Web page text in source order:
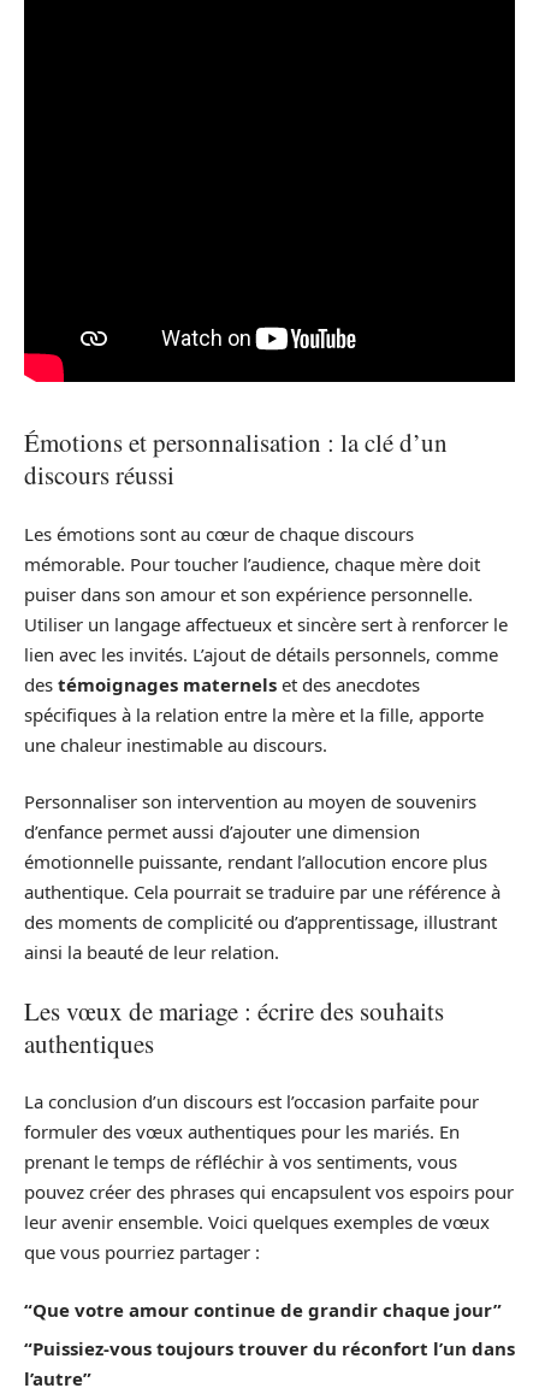
Émotions et personnalisation : la clé d’un
discours réussi
Les émotions sont au cœur de chaque discours
mémorable. Pour toucher l’audience, chaque mère doit
puiser dans son amour et son expérience personnelle.
Utiliser un langage affectueux et sincère sert à renforcer le
lien avec les invités. L’ajout de détails personnels, comme
des témoignages maternels et des anecdotes
spécifiques à la relation entre la mère et la fille, apporte
une chaleur inestimable au discours.
Personnaliser son intervention au moyen de souvenirs
d’enfance permet aussi d’ajouter une dimension
émotionnelle puissante, rendant l’allocution encore plus
authentique. Cela pourrait se traduire par une référence à
des moments de complicité ou d’apprentissage, illustrant
ainsi la beauté de leur relation.
Les vœux de mariage : écrire des souhaits
authentiques
La conclusion d’un discours est l’occasion parfaite pour
formuler des vœux authentiques pour les mariés. En
prenant le temps de réfléchir à vos sentiments, vous
pouvez créer des phrases qui encapsulent vos espoirs pour
leur avenir ensemble. Voici quelques exemples de vœux
que vous pourriez partager :
“Que votre amour continue de grandir chaque jour”
“Puissiez-vous toujours trouver du réconfort l’un dans
l’autre”